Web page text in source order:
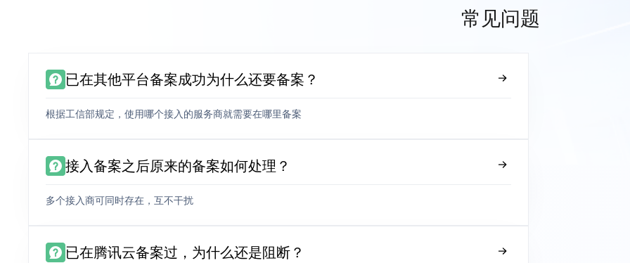
常见问题
已在其他平台备案成功为什么还要备案？
根据工信部规定，使用哪个接入的服务商就需要在哪里备案
接入备案之后原来的备案如何处理？
多个接入商可同时存在，互不干扰
已在腾讯云备案过，为什么还是阻断？